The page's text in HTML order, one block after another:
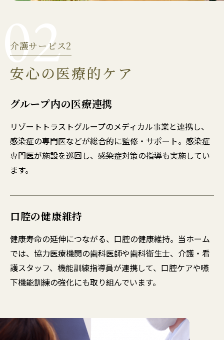
02
介護サービス2
安心の医療的ケア
グループ内の医療連携
リゾートトラストグループのメディカル事業と連携し、
感染症の専門医などが総合的に監修・サポート。感染症
専門医が施設を巡回し、感染症対策の指導も実施してい
ます。
口腔の健康維持
健康寿命の延伸につながる、口腔の健康維持。当ホーム
では、協力医療機関の歯科医師や歯科衛生士、介護・看
護スタッフ、機能訓練指導員が連携して、口腔ケアや嚥
下機能訓練の強化にも取り組んでいます。